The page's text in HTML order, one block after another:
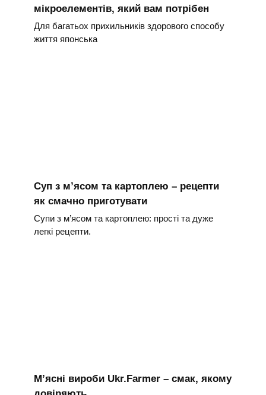
мікроелементів, який вам потрібен
Для багатьох прихильників здорового способу
життя японська
Суп з м’ясом та картоплею – рецепти
як смачно приготувати
Супи з м’ясом та картоплею: прості та дуже
легкі рецепти.
М’ясні вироби Ukr.Farmer – смак, якому